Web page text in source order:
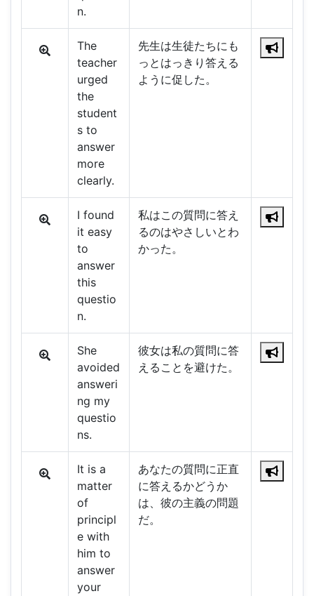
n.
The
teacher
urged
the
student
s to
answer
more
clearly.
先生は生徒たちにも
っとはっきり答える
ように促した。
I found
it easy
to
answer
this
questio
n.
私はこの質問に答え
るのはやさしいとわ
かった。
She
avoided
answeri
ng my
questio
ns.
彼女は私の質問に答
えることを避けた。
It is a
matter
of
principl
e with
him to
answer
your
あなたの質問に正直
に答えるかどうか
は、彼の主義の問題
だ。